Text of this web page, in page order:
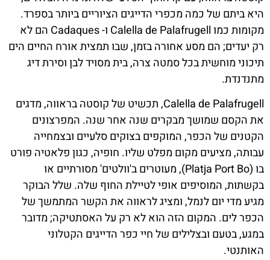
היא ביתם של כמה מכפרי הדייגים הציוריים ביותר בספרד.
מקומות כמו Calella de Palafrugell ו- Cadaques הם לא
רק יעדים; הם מסע אחורה בזמן, שבו תמצית אורח החיים הים
תיכוני מוחשית בכל סמטה צרה, בית מסויד לבן וסירת דיג
מתנדנדת.
Calella de Palafrugell, תכשיט של קוסטה בראווה, מדגים
את הקסם שמושך מבקרים שנה אחר שנה. המפרצונים
הקטנים של הכפר, המוקפים בצוקים סלעיים ובצמחייה
עבותה, מציעים מקום מפלט שליו. חופיה, כגון פלאטיה פורט
בו (Platja Port Bo), מעוטרים ב'וולטים' מסורתיים או
בקשתות, המוסיפים אופי לטיילת החוף שלה. שלל הבוקר
מגיע מדי יום לנמל, ומציג לראווה את הקשר המתמשך של
הכפר לים. המקום הזה הוא לא רק על האסתטיקה; מדובר
במגע, בטעם ובצלילים של חיי כפר הדייגים הקטלוני
האותנטי.